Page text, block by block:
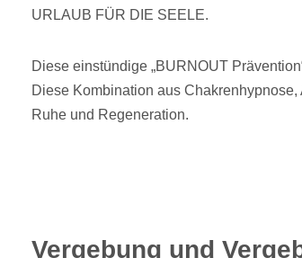
URLAUB FÜR DIE SEELE.
Diese einstündige „BURNOUT
Diese Kombination aus
Ruhe und Regeneration.
Vergebung und